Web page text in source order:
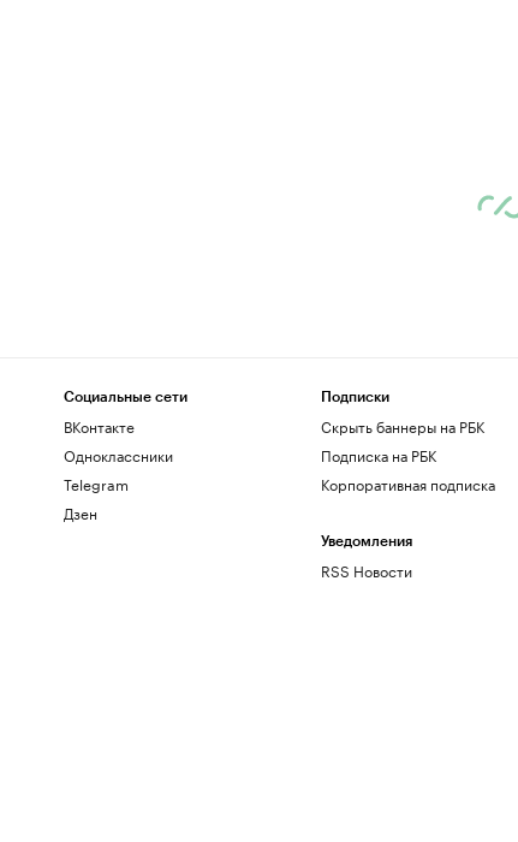
Социальные сети
ВКонтакте
Одноклассники
Telegram
Дзен
Подписки
Скрыть баннеры на РБК
Подписка на РБК
Корпоративная подписка
Уведомления
RSS Новости